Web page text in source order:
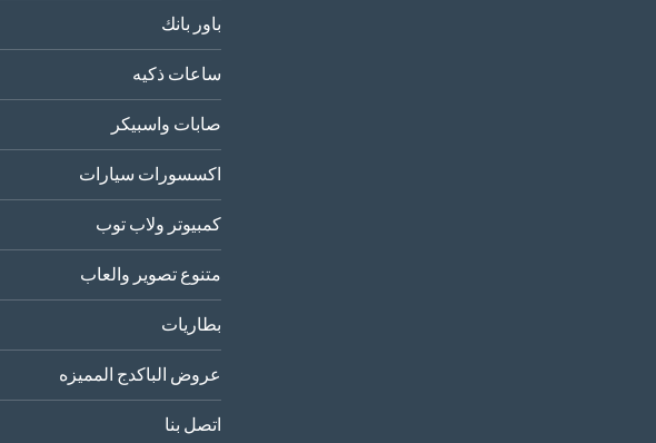
باور بانك
ساعات ذكيه
صابات واسبيكر
اكسسورات سيارات
كمبيوتر ولاب توب
متنوع تصوير والعاب
بطاريات
عروض الباكدج المميزه
اتصل بنا